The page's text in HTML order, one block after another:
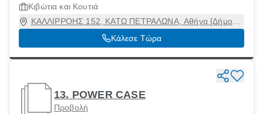
Κιβώτια και Κουτιά
ΚΑΛΛΙΡΡΟΗΣ 152, ΚΑΤΩ ΠΕΤΡΑΛΩΝΑ, Αθήνα [Δήμος],
Αττική, 11852
Κάλεσε Τώρα
13. POWER CASE
Προβολή